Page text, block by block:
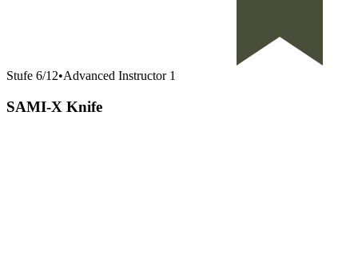
Stufe 6/12•Advanced Instructor 1
SAMI-X Knife